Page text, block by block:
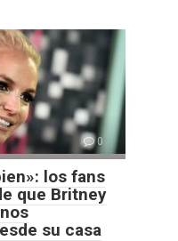
0
los fans
que Britney
su casa